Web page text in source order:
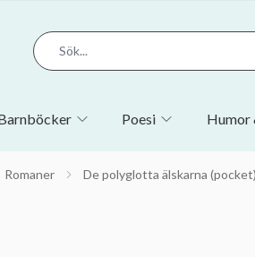
Poesi Humor
Romaner De polyglotta älskarna